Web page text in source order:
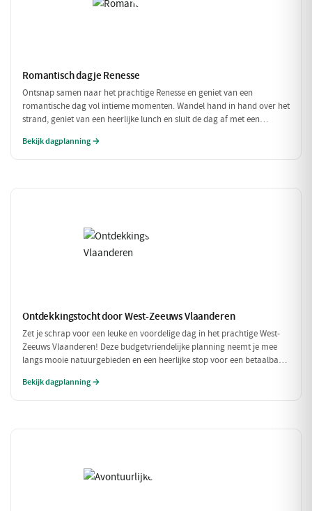
Romantisch dagje Renesse
Ontsnap samen naar het prachtige Renesse en geniet van een
romantische dag vol intieme momenten. Wandel hand in hand over het
strand, geniet van een heerlijke lunch en sluit de dag af met een
elkaar willen verwennen!
Bekijk dagplanning →
Ontdekkingstocht door West-Zeeuws Vlaanderen
Zet je schrap voor een leuke en voordelige dag in het prachtige West-
Zeeuws Vlaanderen! Deze budgetvriendelijke planning neemt je mee
langs mooie natuurgebieden en een heerlijke stop voor een betaalbare
portemonnee te veel te belasten!
Bekijk dagplanning →